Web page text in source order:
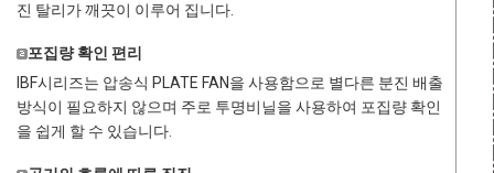
진 탈리가 깨끗이 이루어 집니다.
포집량 확인 편리
IBF시리즈는 압송식 PLATE FAN을 사용함으로 별다른 분진 배출
방식이 필요하지 않으며 주로 투명비닐을 사용하여 포집량 확인
을 쉽게 할 수 있습니다.